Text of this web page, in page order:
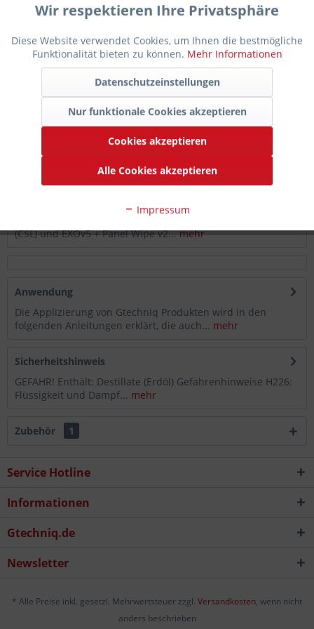
In denWarenkorb
725-932-0077
Hersteller-
PWCSLEX 0.03
Gtechniq Keramikversiegelung Profi-Set: Crystal Serum Light
(CSL) und EXOv5 + Panel Wipe v2...mehr
Anwendung
Die Applizierung von Gtechniq Produkten wird in den
folgenden Anleitungen erklärt, die auch... mehr
Sicherheitshinweis
GEFAHR! Enthält: Destillate (Erdöl) Gefahrenhinweise H226:
Flüssigkeit und Dampf... mehr
Zubehör 1
Service Hotline
Informationen
Gtechniq.de
Newsletter
* Alle Preise inkl. gesetzl. Mehrwertsteuer zzgl. Versandkosten, wenn nicht
anders beschrieben
Wir respektieren Ihre Privatsphäre
Diese Website verwendet Cookies, um Ihnen die bestmögliche
Funktionalität bieten zu können. Mehr Informationen
Datenschutzeinstellungen
Nur funktionale Cookies akzeptieren
Cookies akzeptieren
Alle Cookies akzeptieren
Impressum